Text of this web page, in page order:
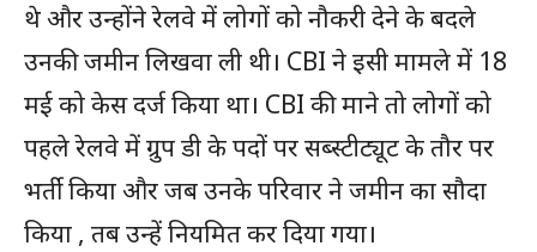
थे और उन्होंने रेलवे में लोगों को नौकरी देने के बदले
उनकी जमीन लिखवा ली थी। CBI ने इसी मामले में 18
मई को केस दर्ज किया था। CBI की माने तो लोगों को
पहले रेलवे में ग्रुप डी के पदों पर सब्स्टीट्यूट के तौर पर
भर्ती किया और जब उनके परिवार ने जमीन का सौदा
किया , तब उन्हें नियमित कर दिया गया।